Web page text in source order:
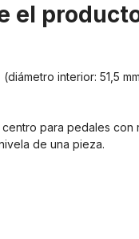
el
interior: 51,5
para pedales con
de una pieza.